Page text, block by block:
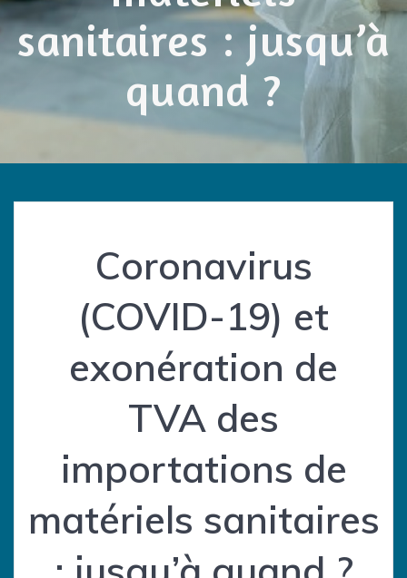
sanitaires : jusqu’à
quand ?
Coronavirus
(COVID-19) et
exonération de
TVA des
importations de
matériels sanitaires